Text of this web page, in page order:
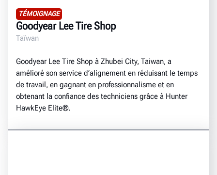
TÉMOIGNAGE
Goodyear Lee Tire Shop
Taïwan
Goodyear Lee Tire Shop à Zhubei City, Taiwan, a
amélioré son service d’alignement en réduisant le temps
de travail, en gagnant en professionnalisme et en
obtenant la confiance des techniciens grâce à Hunter
HawkEye Elite®.